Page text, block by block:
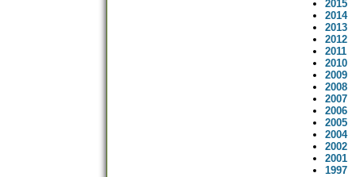
2015
2014
2013
2012
2011
2010
2009
2008
2007
2006
2005
2004
2002
2001
1997